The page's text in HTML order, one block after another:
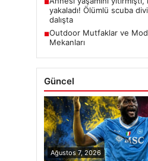
Ağustos 7, 2026
Fenerbahçe’nin İstediği
Trabzonspor da Takip
Gelişmeler
Altın fiyatları canlı 14
fiyatları ne kadar oldu?
yarım ve cumhuriyet altını
fiyatları
Son Eklenen Firmalar